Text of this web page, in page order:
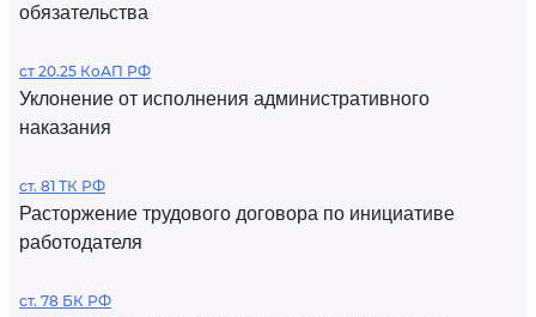
обязательства
ст 20.25 КоАП РФ
Уклонение от исполнения административного
наказания
ст. 81 ТК РФ
Расторжение трудового договора по инициативе
работодателя
ст. 78 БК РФ